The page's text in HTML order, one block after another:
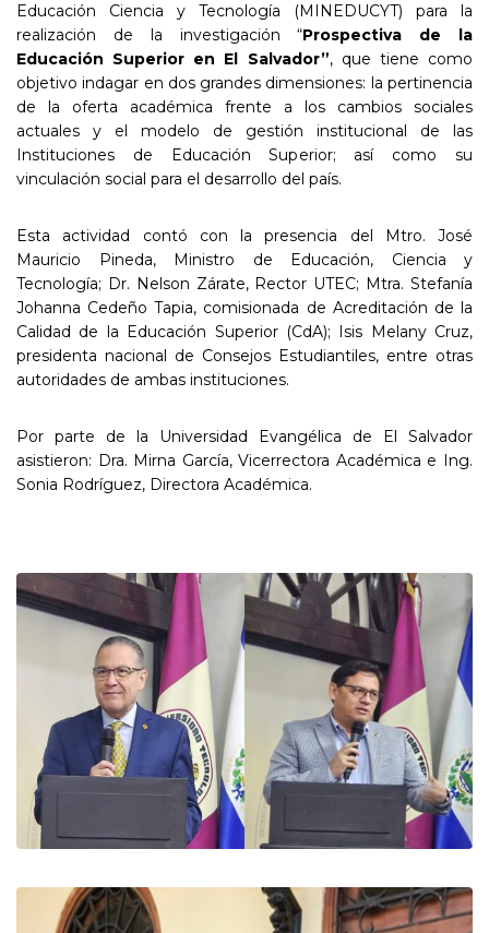
Educación Ciencia y Tecnología (MINEDUCYT) para la
realización de la investigación “Prospectiva de la
Educación Superior en El Salvador”, que tiene como
objetivo indagar en dos grandes dimensiones: la pertinencia
de la oferta académica frente a los cambios sociales
actuales y el modelo de gestión institucional de las
Instituciones de Educación Superior; así como su
vinculación social para el desarrollo del país.
Esta actividad contó con la presencia del Mtro. José
Mauricio Pineda, Ministro de Educación, Ciencia y
Tecnología; Dr. Nelson Zárate, Rector UTEC; Mtra. Stefanía
Johanna Cedeño Tapia, comisionada de Acreditación de la
Calidad de la Educación Superior (CdA); Isis Melany Cruz,
presidenta nacional de Consejos Estudiantiles, entre otras
autoridades de ambas instituciones.
Por parte de la Universidad Evangélica de El Salvador
asistieron: Dra. Mirna García, Vicerrectora Académica e Ing.
Sonia Rodríguez, Directora Académica.